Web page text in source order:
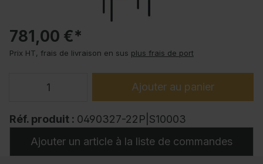
781,00 €*
Prix HT, frais de livraison en sus plus frais de port
Ajouter au panier
Réf. produit : 0490327-22P|S10003
Ajouter un article à la liste de commandes